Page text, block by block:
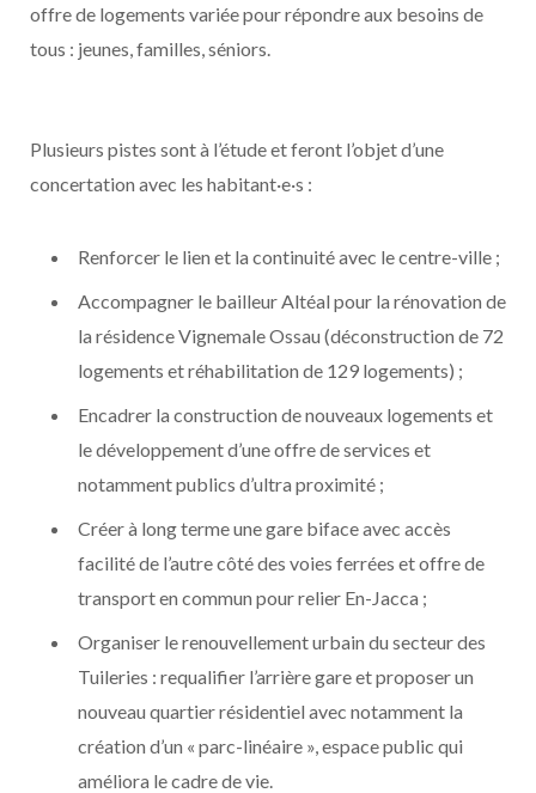
offre de logements variée pour répondre aux besoins de
tous : jeunes, familles, séniors.
Plusieurs pistes sont à l’étude et feront l’objet d’une
concertation avec les habitant·e·s :
Renforcer le lien et la continuité avec le centre-ville ;
Accompagner le bailleur Altéal pour la rénovation de
la résidence Vignemale Ossau (déconstruction de 72
logements et réhabilitation de 129 logements) ;
Encadrer la construction de nouveaux logements et
le développement d’une offre de services et
notamment publics d’ultra proximité ;
Créer à long terme une gare biface avec accès
facilité de l’autre côté des voies ferrées et offre de
transport en commun pour relier En-Jacca ;
Organiser le renouvellement urbain du secteur des
Tuileries : requalifier l’arrière gare et proposer un
nouveau quartier résidentiel avec notamment la
création d’un « parc-linéaire », espace public qui
améliora le cadre de vie.